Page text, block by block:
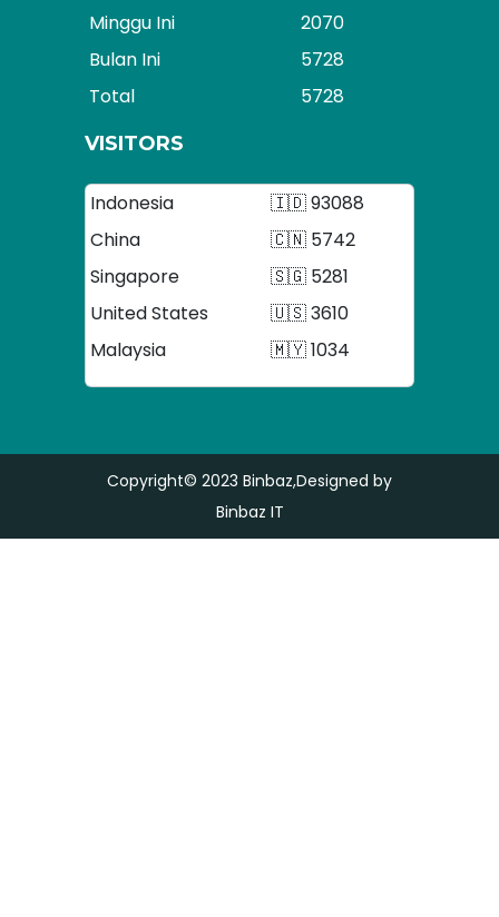
Minggu Ini
2070
Bulan Ini
5728
Total
5728
VISITORS
Indonesia
🇮🇩 93088
China
🇨🇳 5742
Singapore
🇸🇬 5281
United States
🇺🇸 3610
Malaysia
🇲🇾 1034
Copyright© 2023 Binbaz,Designed by
Binbaz IT